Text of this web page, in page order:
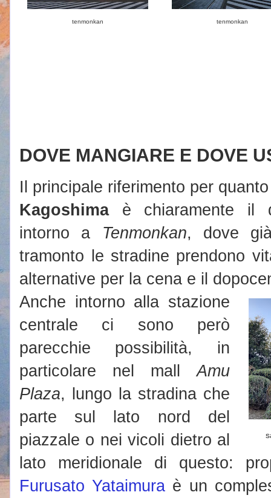
tenmonkan tenmonkan
DOVE MANGIARE E DOVE
Il principale riferimento per
Kagoshimaè chiaramente il
intorno a Tenmonkan, dove
tramonto le stradine prendono
alternative per la cena e il
Anche intorno alla stazione
centrale ci sono però
parecchie possibilità, in
particolare nel mallAmu
Plaza, lungo la stradina che
parte sul lato nord del
piazzale o nei vicoli dietro al
lato meridionale di questo:
Furusato Yataimura è un